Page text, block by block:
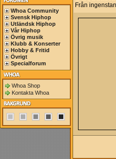
Whoa Community
Svensk Hiphop
Utländsk Hiphop
Vår Hiphop
Övrig musik
Klubb & Konserter
Hobby & Fritid
Övrigt
Specialforum
Whoa Shop
Kontakta Whoa
Från